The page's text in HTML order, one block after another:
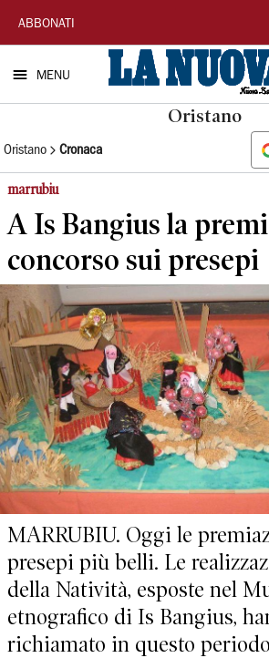
La
Nuova
Sardegna
ABBONATI
MENU
Oristano
Oristano Cronaca
marrubiu
A Is Bangius la
concorso sui presepi
MARRUBIU. Oggi le
presepi più belli. Le
della Natività, esposte nel
etnografico di Is Bangius,
richiamato in questo